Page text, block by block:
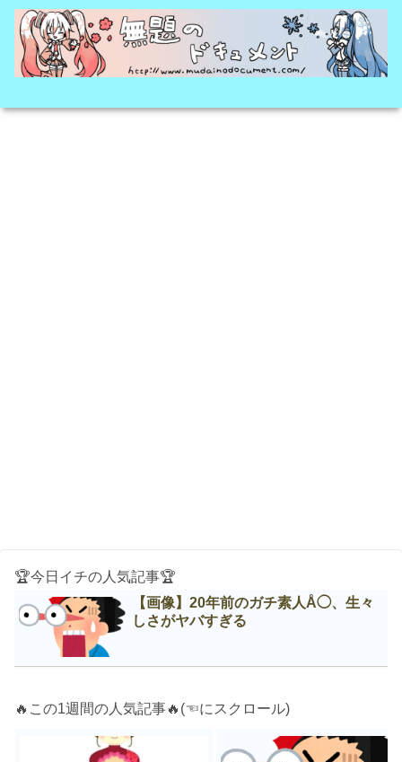
🏆今日イチの人気記事🏆
【画像】20年前のガチ素人Å◯、生々
しさがヤバすぎる
🔥この1週間の人気記事🔥(☜にスクロール)